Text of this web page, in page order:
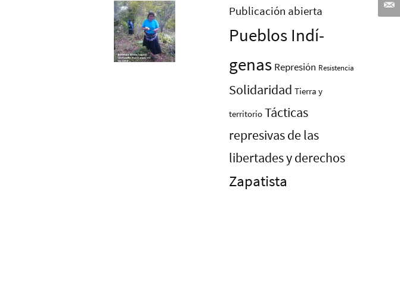
Publicación abierta
Pueblos Indí­
genas Represión Resistencia
Solidaridad Tierra y
territorio Tácticas
represivas de las
libertades y derechos
Zapatista